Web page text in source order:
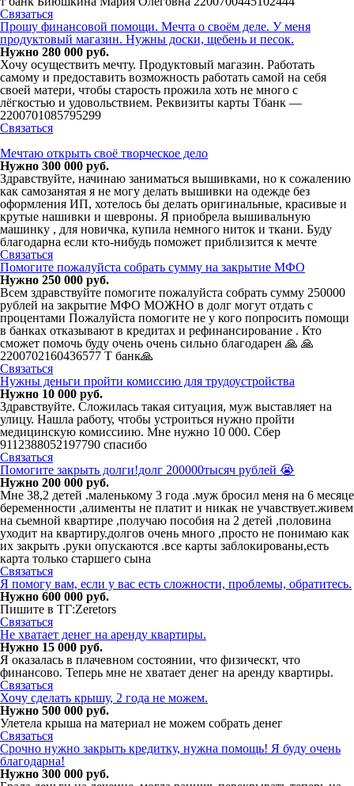
Связаться
Прошу финансовой помощи. Мечта о своём деле. У меня
продуктовый магазин. Нужны доски, щебень и песок.
Нужно 280 000 руб.
Хочу осуществить мечту. Продуктовый магазин. Работать
самому и предоставить возможность работать самой на себя
своей матери, чтобы старость прожила хоть не много с
лёгкостью и удовольствием. Реквизиты карты Тбанк —
2200701085795299
Связаться
Мечтаю открыть своё творческое дело
Нужно 300 000 руб.
Здравствуйте, начинаю заниматься вышивками, но к сожалению
как самозанятая я не могу делать вышивки на одежде без
оформления ИП, хотелось бы делать оригинальные, красивые и
крутые нашивки и шевроны. Я приобрела вышивальную
машинку , для новичка, купила немного ниток и ткани. Буду
благодарна если кто-нибудь поможет приблизится к мечте
Связаться
Помогите пожалуйста собрать сумму на закрытие МФО
Нужно 250 000 руб.
Всем здравствуйте помогите пожалуйста собрать сумму 250000
рублей на закрытие МФО МОЖНО в долг могут отдать с
процентами Пожалуйста помогите не у кого попросить помощи
в банках отказывают в кредитах и рефинансирование . Кто
сможет помочь буду очень очень сильно благодарен 🙏 🙏
2200702160436577 Т банк🙏
Связаться
Нужны деньги пройти комиссию для трудоустройства
Нужно 10 000 руб.
Здравствуйте. Сложилась такая ситуация, муж выставляет на
улицу. Нашла работу, чтобы устроиться нужно пройти
медицинскую комиссиию. Мне нужно 10 000. Сбер
9112388052197790 спасибо
Связаться
Помогите закрыть долги!долг 200000тысяч рублей 😭
Нужно 200 000 руб.
Мне 38,2 детей .маленькому 3 года .муж бросил меня на 6 месяце
беременности ,алименты не платит и никак не учавствует.живем
на сьемной квартире ,получаю пособия на 2 детей ,половина
уходит на квартиру.долгов очень много ,просто не понимаю как
их закрыть .руки опускаются .все карты заблокированы,есть
карта только старшего сына
Связаться
Я помогу вам, если у вас есть сложности, проблемы, обратитесь.
Нужно 600 000 руб.
Пишите в ТГ:Zeretors
Связаться
Не хватает денег на аренду квартиры.
Нужно 15 000 руб.
Я оказалась в плачевном состоянии, что физическт, что
финансово. Теперь мне не хватает денег на аренду квартиры.
Связаться
Хочу сделать крышу, 2 года не можем.
Нужно 500 000 руб.
Улетела крыша на материал не можем собрать денег
Связаться
Срочно нужно закрыть кредитку, нужна помощь! Я буду очень
благодарна!
Нужно 300 000 руб.